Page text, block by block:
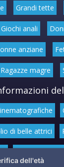
Grandi tette
Giochi anali
anziane
Ragazze magre
di belle attrici
dell'età